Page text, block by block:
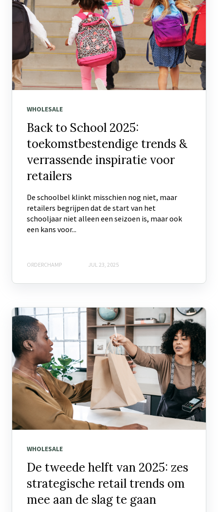
WHOLESALE
Back to School 2025:
toekomstbestendige trends &
verrassende inspiratie voor
retailers
De schoolbel klinkt misschien nog niet, maar
retailers begrijpen dat de start van het
schooljaar niet alleen een seizoen is, maar ook
een kans voor...
ORDERCHAMP JUL 23, 2025
WHOLESALE
De tweede helft van 2025: zes
strategische retail trends om
mee aan de slag te gaan